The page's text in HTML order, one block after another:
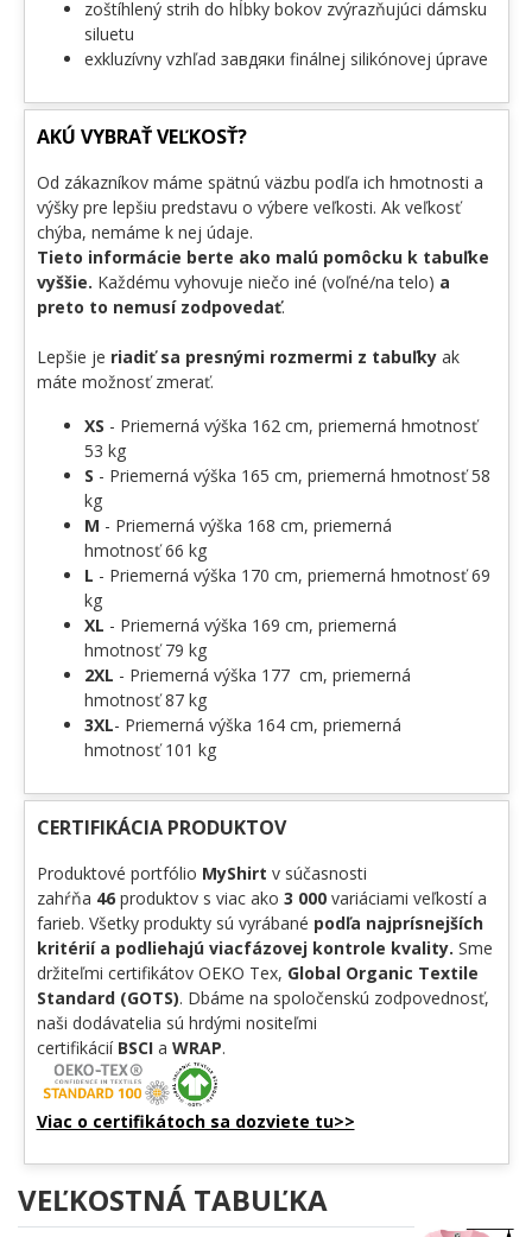
zoštíhlený strih do hĺbky bokov zvýrazňujúci dámsku
siluetu
exkluzívny vzhľad завдяки finálnej silikónovej úprave
AKÚ VYBRAŤ VEĽKOSŤ?
Od zákazníkov máme spätnú väzbu podľa ich hmotnosti a
výšky pre lepšiu predstavu o výbere veľkosti. Ak veľkosť
chýba, nemáme k nej údaje.
Tieto informácie berte ako malú pomôcku k tabuľke
vyššie. Každému vyhovuje niečo iné (voľné/na telo) a
preto to nemusí zodpovedať.
Lepšie je riadiť sa presnými rozmermi z tabuľky ak
máte možnosť zmerať.
XS - Priemerná výška 162 cm, priemerná hmotnosť
53 kg
S - Priemerná výška 165 cm, priemerná hmotnosť 58
kg
M - Priemerná výška 168 cm, priemerná
hmotnosť 66 kg
L - Priemerná výška 170 cm, priemerná hmotnosť 69
kg
XL - Priemerná výška 169 cm, priemerná
hmotnosť 79 kg
2XL - Priemerná výška 177 cm, priemerná
hmotnosť 87 kg
3XL- Priemerná výška 164 cm, priemerná
hmotnosť 101 kg
CERTIFIKÁCIA PRODUKTOV
Produktové portfólio MyShirt v súčasnosti
zahŕňa 46 produktov s viac ako 3 000variáciami veľkostí a
farieb. Všetky produkty sú vyrábané podľa najprísnejších
kritérií a podliehajú viacfázovej kontrole kvality. Sme
držiteľmi certifikátov OEKO Tex, Global Organic Textile
Standard (GOTS). Dbáme na spoločenskú zodpovednosť,
naši dodávatelia sú hrdými nositeľmi
certifikácií BSCI a WRAP.
Viac o certifikátoch sa dozviete tu>>
VEĽKOSTNÁ TABUĽKA